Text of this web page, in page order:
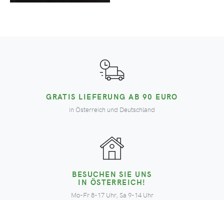
GRATIS LIEFERUNG AB 90 EURO
in Österreich und Deutschland
BESUCHEN SIE UNS
IN ÖSTERREICH!
Mo-Fr 8-17 Uhr, Sa 9-14 Uhr